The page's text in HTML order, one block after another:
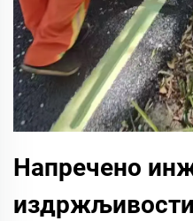
Напречено